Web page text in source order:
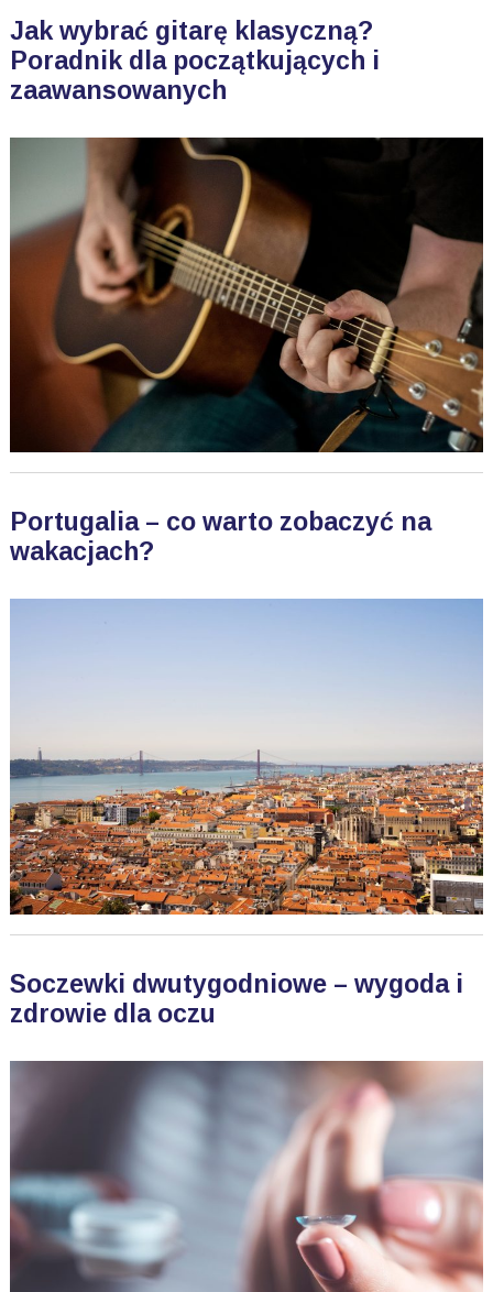
Jak wybrać gitarę klasyczną?
Poradnik dla początkujących i
zaawansowanych
Portugalia – co warto zobaczyć na
wakacjach?
Soczewki dwutygodniowe – wygoda i
zdrowie dla oczu